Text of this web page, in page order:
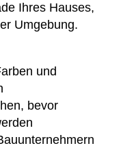
Ihres Hauses,
Umgebung.
und
bevor